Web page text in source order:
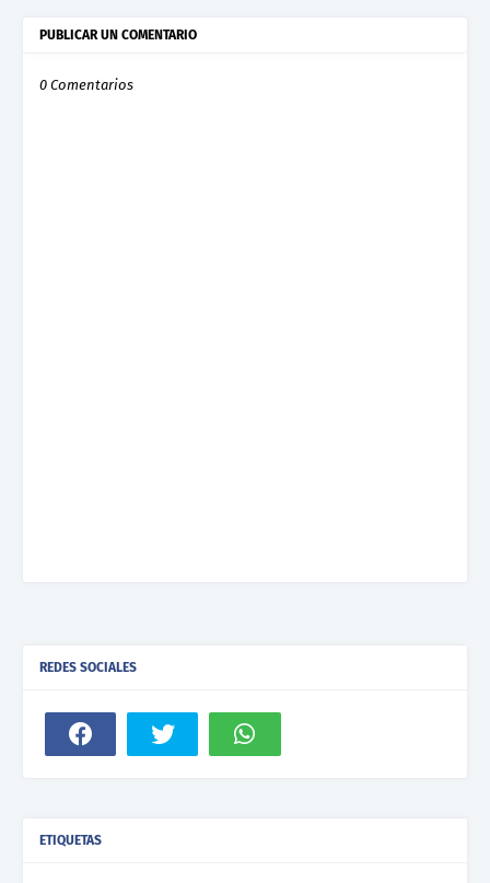
PUBLICAR UN COMENTARIO
0 Comentarios
REDES SOCIALES
ETIQUETAS